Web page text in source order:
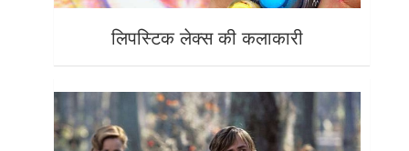
लिपस्टिक लेक्स की कलाकारी